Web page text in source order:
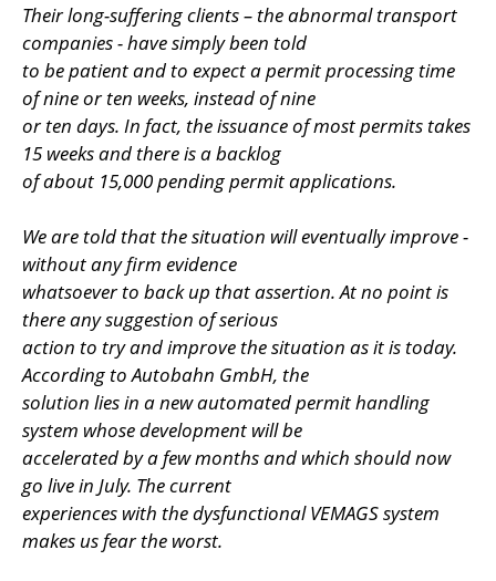
Their long-suffering clients – the abnormal transport
companies - have simply been told
to be patient and to expect a permit processing time
of nine or ten weeks, instead of nine
or ten days. In fact, the issuance of most permits takes
15 weeks and there is a backlog
of about 15,000 pending permit applications.
We are told that the situation will eventually improve -
without any firm evidence
whatsoever to back up that assertion. At no point is
there any suggestion of serious
action to try and improve the situation as it is today.
According to Autobahn GmbH, the
solution lies in a new automated permit handling
system whose development will be
accelerated by a few months and which should now
go live in July. The current
experiences with the dysfunctional VEMAGS system
makes us fear the worst.